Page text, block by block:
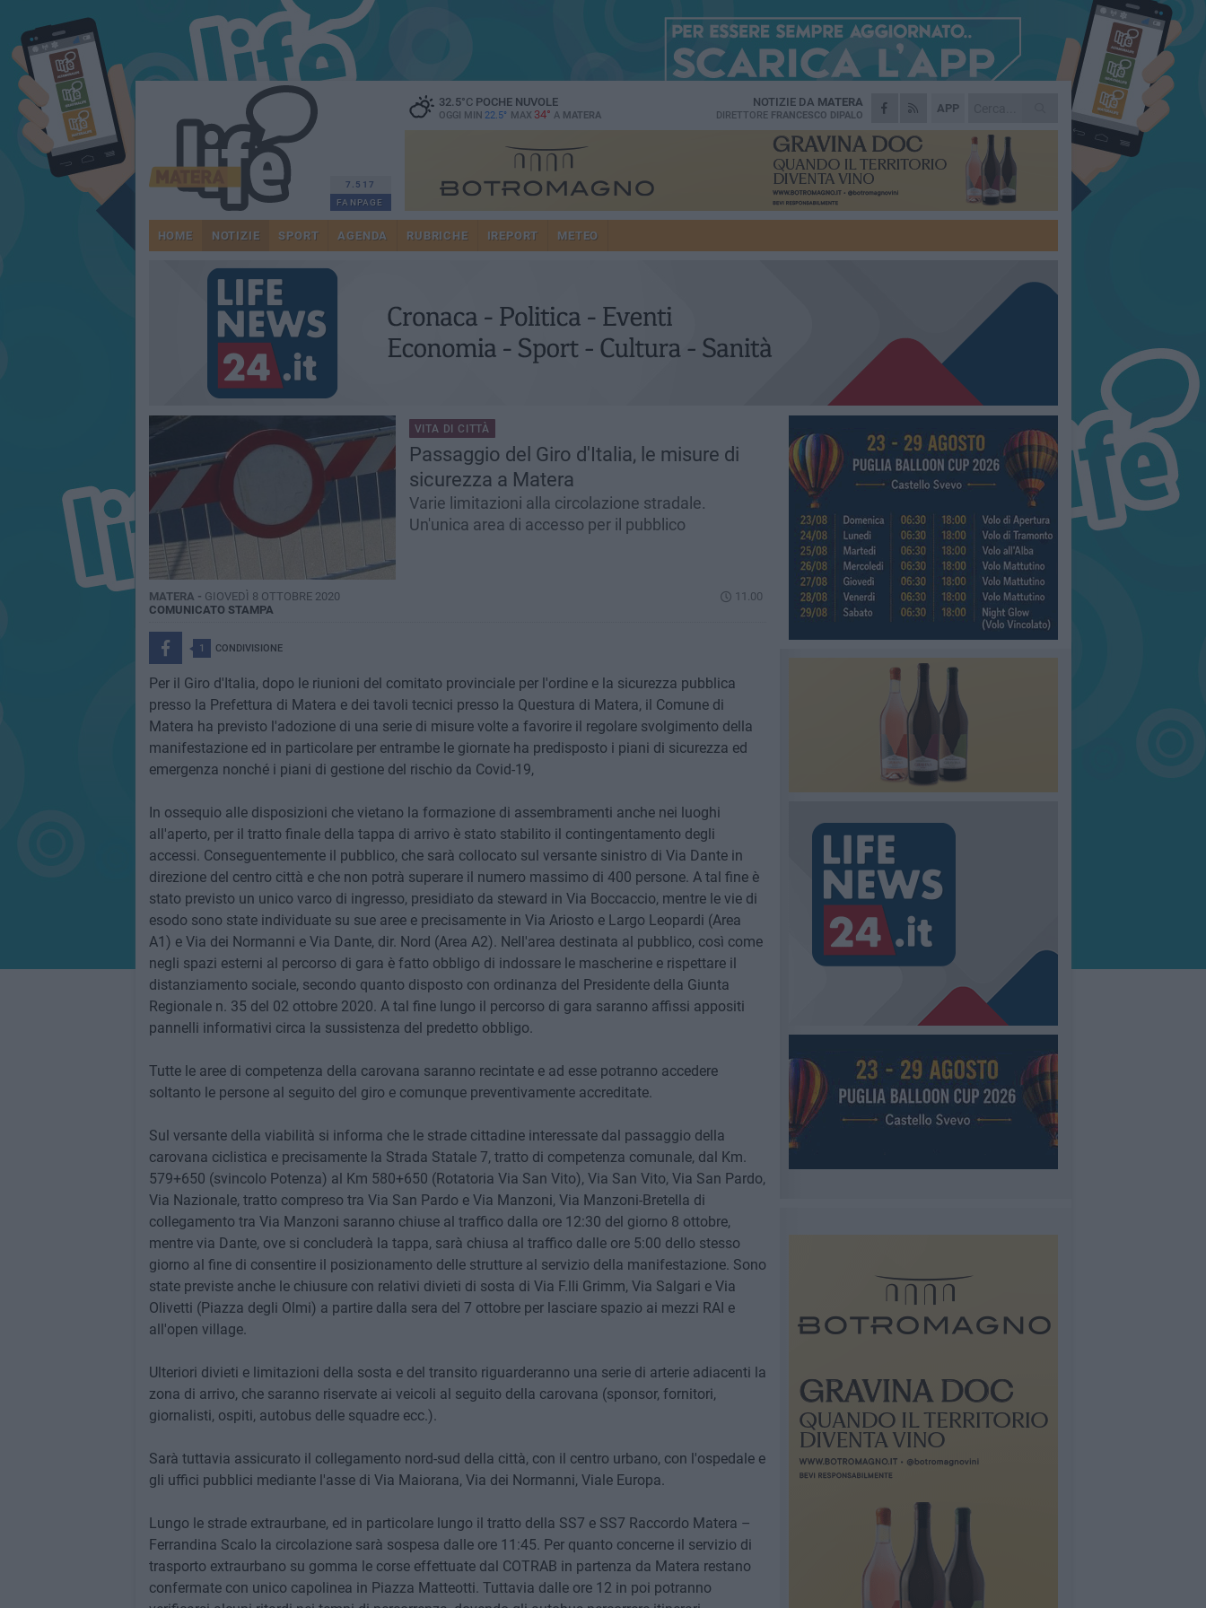
7.517
FANPAGE
32.5°CPOCHE NUVOLE
OGGI MIN 22.5° MAX 34° A MATERA
APP
NOTIZIE DA MATERA
DIRETTORE FRANCESCO DIPALO
HOME NOTIZIE SPORT AGENDA RUBRICHE IREPORT METEO
VITA DI CITTÀ
Passaggio del Giro d'Italia, le misure di
sicurezza a Matera
Varie limitazioni alla circolazione stradale.
Un'unica area di accesso per il pubblico
MATERA - GIOVEDÌ 8 OTTOBRE 2020
11.00
COMUNICATO STAMPA
1 CONDIVISIONE
Per il Giro d'Italia, dopo le riunioni del comitato provinciale per l'ordine e la sicurezza pubblica
presso la Prefettura di Matera e dei tavoli tecnici presso la Questura di Matera, il Comune di
Matera ha previsto l'adozione di una serie di misure volte a favorire il regolare svolgimento della
manifestazione ed in particolare per entrambe le giornate ha predisposto i piani di sicurezza ed
emergenza nonché i piani di gestione del rischio da Covid-19,
In ossequio alle disposizioni che vietano la formazione di assembramenti anche nei luoghi
all'aperto, per il tratto finale della tappa di arrivo è stato stabilito il contingentamento degli
accessi. Conseguentemente il pubblico, che sarà collocato sul versante sinistro di Via Dante in
direzione del centro città e che non potrà superare il numero massimo di 400 persone. A tal fine è
stato previsto un unico varco di ingresso, presidiato da steward in Via Boccaccio, mentre le vie di
esodo sono state individuate su sue aree e precisamente in Via Ariosto e Largo Leopardi (Area
A1) e Via dei Normanni e Via Dante, dir. Nord (Area A2). Nell'area destinata al pubblico, così come
negli spazi esterni al percorso di gara è fatto obbligo di indossare le mascherine e rispettare il
distanziamento sociale, secondo quanto disposto con ordinanza del Presidente della Giunta
Regionale n. 35 del 02 ottobre 2020. A tal fine lungo il percorso di gara saranno affissi appositi
pannelli informativi circa la sussistenza del predetto obbligo.
Tutte le aree di competenza della carovana saranno recintate e ad esse potranno accedere
soltanto le persone al seguito del giro e comunque preventivamente accreditate.
Sul versante della viabilità si informa che le strade cittadine interessate dal passaggio della
carovana ciclistica e precisamente la Strada Statale 7, tratto di competenza comunale, dal Km.
579+650 (svincolo Potenza) al Km 580+650 (Rotatoria Via San Vito), Via San Vito, Via San Pardo,
Via Nazionale, tratto compreso tra Via San Pardo e Via Manzoni, Via Manzoni-Bretella di
collegamento tra Via Manzoni saranno chiuse al traffico dalla ore 12:30 del giorno 8 ottobre,
mentre via Dante, ove si concluderà la tappa, sarà chiusa al traffico dalle ore 5:00 dello stesso
giorno al fine di consentire il posizionamento delle strutture al servizio della manifestazione. Sono
state previste anche le chiusure con relativi divieti di sosta di Via F.lli Grimm, Via Salgari e Via
Olivetti (Piazza degli Olmi) a partire dalla sera del 7 ottobre per lasciare spazio ai mezzi RAI e
all'open village.
Ulteriori divieti e limitazioni della sosta e del transito riguarderanno una serie di arterie adiacenti la
zona di arrivo, che saranno riservate ai veicoli al seguito della carovana (sponsor, fornitori,
giornalisti, ospiti, autobus delle squadre ecc.).
Sarà tuttavia assicurato il collegamento nord-sud della città, con il centro urbano, con l'ospedale e
gli uffici pubblici mediante l'asse di Via Maiorana, Via dei Normanni, Viale Europa.
Lungo le strade extraurbane, ed in particolare lungo il tratto della SS7 e SS7 Raccordo Matera –
Ferrandina Scalo la circolazione sarà sospesa dalle ore 11:45. Per quanto concerne il servizio di
trasporto extraurbano su gomma le corse effettuate dal COTRAB in partenza da Matera restano
confermate con unico capolinea in Piazza Matteotti. Tuttavia dalle ore 12 in poi potranno